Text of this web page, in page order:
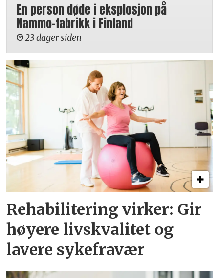
En person døde i eksplosjon på
Nammo-fabrikk i Finland
23 dager siden
Rehabilitering virker: Gir
høyere livskvalitet og
lavere sykefravær